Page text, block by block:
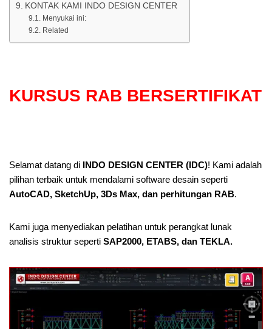
KONTAK KAMI INDO DESIGN CENTER
Menyukai ini:
Related
KURSUS RAB BERSERTIFIKAT
Selamat datang di INDO DESIGN CENTER (IDC)! Kami adalah
pilihan terbaik untuk mendalami software desain seperti
AutoCAD, SketchUp, 3Ds Max, dan perhitungan RAB.
Kami juga menyediakan pelatihan untuk perangkat lunak
analisis struktur seperti SAP2000, ETABS, dan TEKLA.